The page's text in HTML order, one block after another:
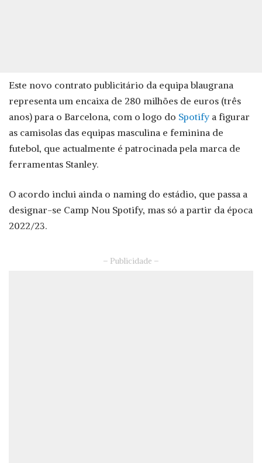
Este novo contrato publicitário da equipa blaugrana
representa um encaixa de 280 milhões de euros (três
anos) para o Barcelona, com o logo do Spotify a figurar
as camisolas das equipas masculina e feminina de
futebol, que actualmente é patrocinada pela marca de
ferramentas Stanley.
O acordo inclui ainda o naming do estádio, que passa a
designar-se Camp Nou Spotify, mas só a partir da época
2022/23.
– Publicidade –